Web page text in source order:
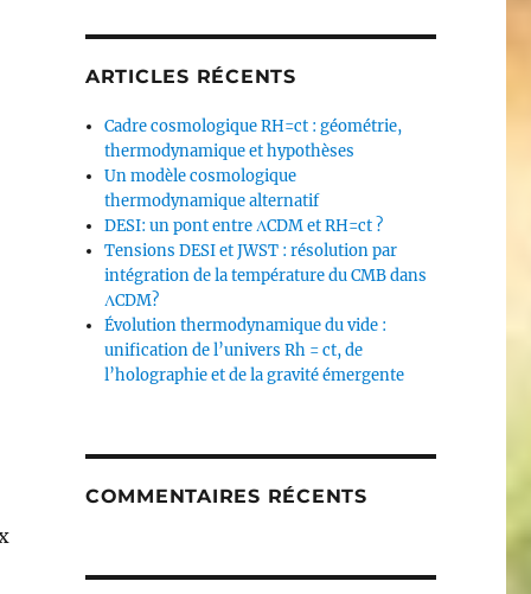
ARTICLES RÉCENTS
Cadre cosmologique RH=ct : géométrie,
thermodynamique et hypothèses
Un modèle cosmologique
thermodynamique alternatif
DESI: un pont entre ΛCDM et RH=ct ?
Tensions DESI et JWST : résolution par
intégration de la température du CMB dans
ΛCDM?
Évolution thermodynamique du vide :
unification de l’univers Rh = ct, de
l’holographie et de la gravité émergente
COMMENTAIRES RÉCENTS